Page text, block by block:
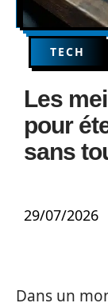
TECH
Les
pour
sans
29/07/2026
Dans un